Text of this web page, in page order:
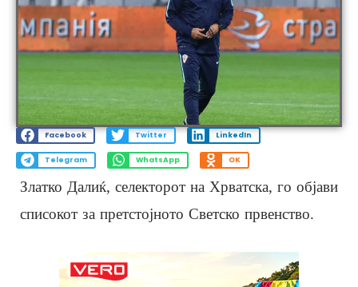
Facebook Twitter LinkedIn
Telegram WhatsApp OK
Златко Далиќ, селекторот на Хрватска, го објави
списокот за претстојното Светско првенство.